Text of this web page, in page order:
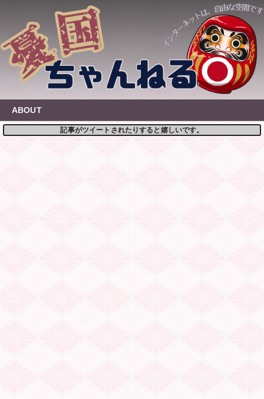
content
ABOUT
記事がツイートされたりすると嬉しいです。